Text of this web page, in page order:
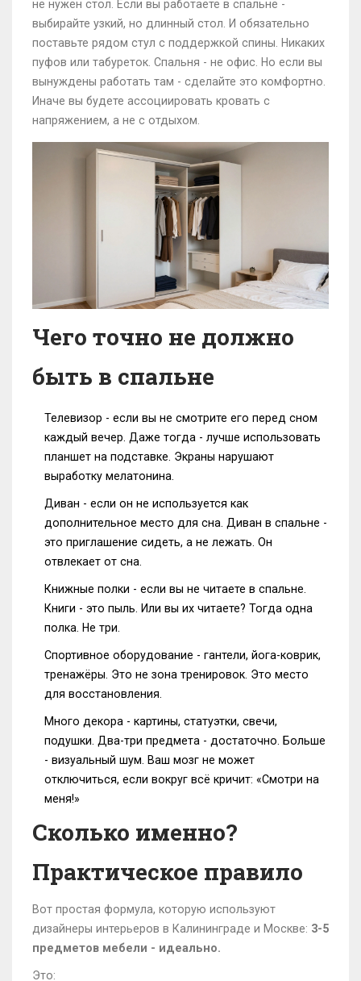
не нужен стол. Если вы работаете в спальне -
выбирайте узкий, но длинный стол. И обязательно
поставьте рядом стул с поддержкой спины. Никаких
пуфов или табуреток. Спальня - не офис. Но если вы
вынуждены работать там - сделайте это комфортно.
Иначе вы будете ассоциировать кровать с
напряжением, а не с отдыхом.
Чего точно не должно
быть в спальне
Телевизор - если вы не смотрите его перед сном
каждый вечер. Даже тогда - лучше использовать
планшет на подставке. Экраны нарушают
выработку мелатонина.
Диван - если он не используется как
дополнительное место для сна. Диван в спальне -
это приглашение сидеть, а не лежать. Он
отвлекает от сна.
Книжные полки - если вы не читаете в спальне.
Книги - это пыль. Или вы их читаете? Тогда одна
полка. Не три.
Спортивное оборудование - гантели, йога-коврик,
тренажёры. Это не зона тренировок. Это место
для восстановления.
Много декора - картины, статуэтки, свечи,
подушки. Два-три предмета - достаточно. Больше
- визуальный шум. Ваш мозг не может
отключиться, если вокруг всё кричит: «Смотри на
меня!»
Сколько именно?
Практическое правило
Вот простая формула, которую используют
дизайнеры интерьеров в Калининграде и Москве: 3-5
предметов мебели - идеально.
Это: